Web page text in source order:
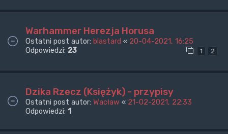
Warhammer Herezja Horusa
Ostatni post autor: blastard « 20-04-2021, 16:25
Odpowiedzi: 23 1 2
Dzika Rzecz (Księżyk) - przypisy
Ostatni post autor: Wacław « 21-02-2021, 22:33
Odpowiedzi: 1